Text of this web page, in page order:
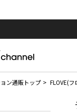
ン通販トップ FLOVE(フ